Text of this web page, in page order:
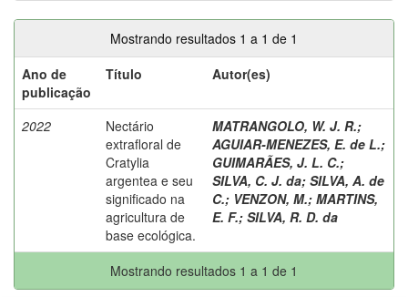
Mostrando resultados 1 a 1 de 1
Ano de
publicação
Título Autor(es)
2022
Nectário
extrafloral de
Cratylia
argentea e seu
significado na
agricultura de
base ecológica.
MATRANGOLO, W. J. R.;
AGUIAR-MENEZES, E. de L.;
GUIMARÃES, J. L. C.;
SILVA, C. J. da; SILVA, A. de
C.; VENZON, M.; MARTINS,
E. F.; SILVA, R. D. da
Mostrando resultados 1 a 1 de 1